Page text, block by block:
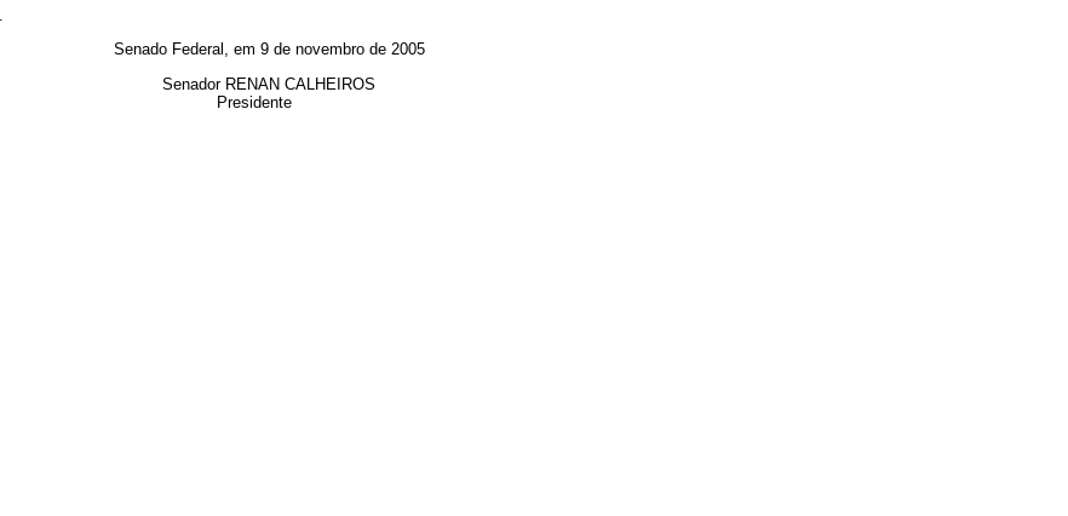
Senado Federal, em 9 de novembro de 2005
Senador RENAN CALHEIROS
Presidente